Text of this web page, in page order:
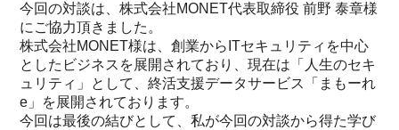
今回の対談は、株式会社MONET代表取締役 前野 泰章様
にご協力頂きました。
株式会社MONET様は、創業からITセキュリティを中心
としたビジネスを展開されており、現在は「人生のセキ
ュリティ」として、終活支援データサービス「まもーれ
e」を展開されております。
今回は最後の結びとして、私が今回の対談から得た学び